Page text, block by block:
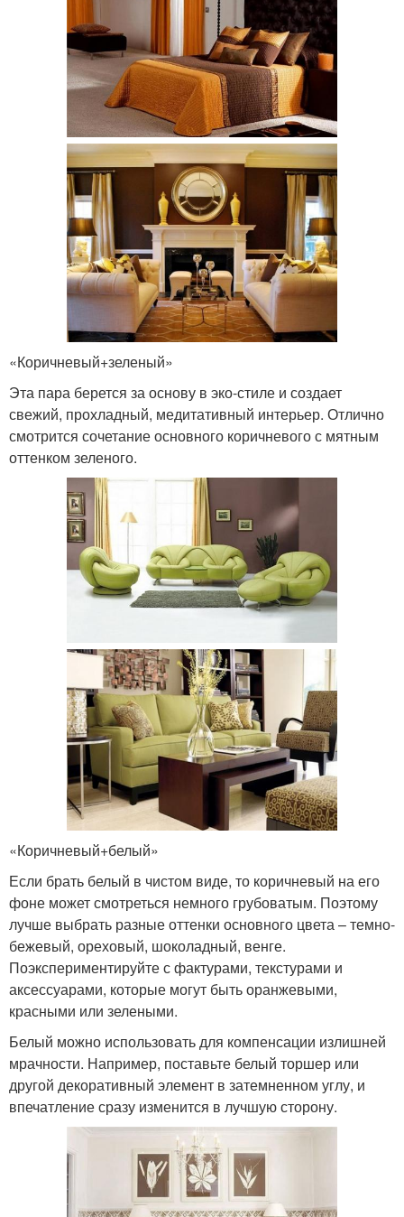
«Коричневый+зеленый»
Эта пара берется за основу в эко-стиле и создает
свежий, прохладный, медитативный интерьер. Отлично
смотрится сочетание основного коричневого с мятным
оттенком зеленого.
«Коричневый+белый»
Если брать белый в чистом виде, то коричневый на его
фоне может смотреться немного грубоватым. Поэтому
лучше выбрать разные оттенки основного цвета – темно-
бежевый, ореховый, шоколадный, венге.
Поэкспериментируйте с фактурами, текстурами и
аксессуарами, которые могут быть оранжевыми,
красными или зелеными.
Белый можно использовать для компенсации излишней
мрачности. Например, поставьте белый торшер или
другой декоративный элемент в затемненном углу, и
впечатление сразу изменится в лучшую сторону.